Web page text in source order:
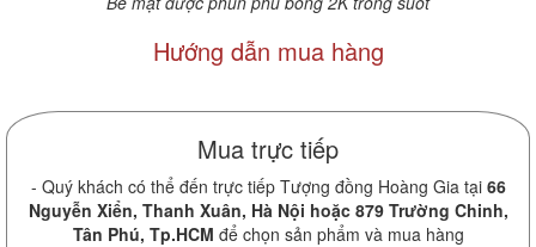
Hướng dẫn mua hàng
Mua trực tiếp
- Quý khách có thể đến trực tiếp Tượng đồng Hoàng Gia tại 66
Nguyễn Xiển, Thanh Xuân, Hà Nội hoặc 879 Trường Chinh,
Tân Phú, Tp.HCM để chọn sản phẩm và mua hàng